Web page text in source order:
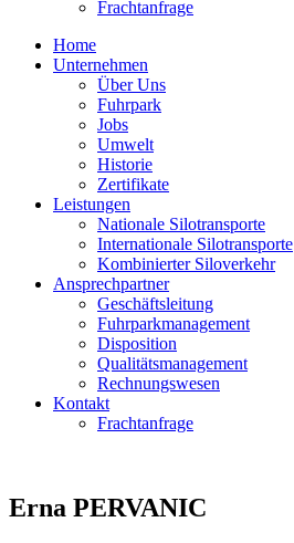
Frachtanfrage
Home
Unternehmen
Über Uns
Fuhrpark
Jobs
Umwelt
Historie
Zertifikate
Leistungen
Nationale Silotransporte
Internationale Silotransporte
Kombinierter Siloverkehr
Ansprechpartner
Geschäftsleitung
Fuhrparkmanagement
Disposition
Qualitätsmanagement
Rechnungswesen
Kontakt
Frachtanfrage
Erna PERVANIC